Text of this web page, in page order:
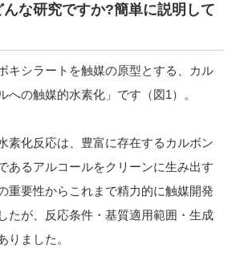
な研究ですか?簡単に説明して
キシラートを触媒の原型とする、カル
への触媒的水素化」です（図1）。
素化反応は、豊富に存在するカルボン
あるアルコールをクリーンに生み出す
重要性からこれまで精力的に触媒開発
たが、反応条件・基質適用範囲・生成
りました。